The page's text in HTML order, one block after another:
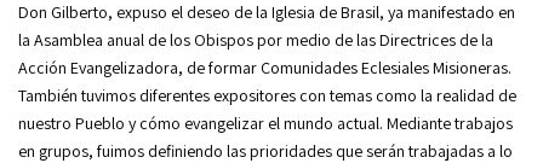
Don Gilberto, expuso el deseo de la Iglesia de Brasil, ya manifestado en
la Asamblea anual de los Obispos por medio de las Directrices de la
Acción Evangelizadora, de formar Comunidades Eclesiales Misioneras.
También tuvimos diferentes expositores con temas como la realidad de
nuestro Pueblo y cómo evangelizar el mundo actual. Mediante trabajos
en grupos, fuimos definiendo las prioridades que serán trabajadas a lo